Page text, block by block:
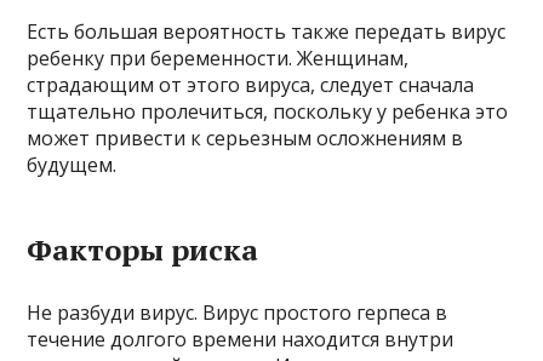
Есть большая вероятность также передать вирус
ребенку при беременности. Женщинам,
страдающим от этого вируса, следует сначала
тщательно пролечиться, поскольку у ребенка это
может привести к серьезным осложнениям в
будущем.
Факторы риска
Не разбуди вирус. Вирус простого герпеса в
течение долгого времени находится внутри